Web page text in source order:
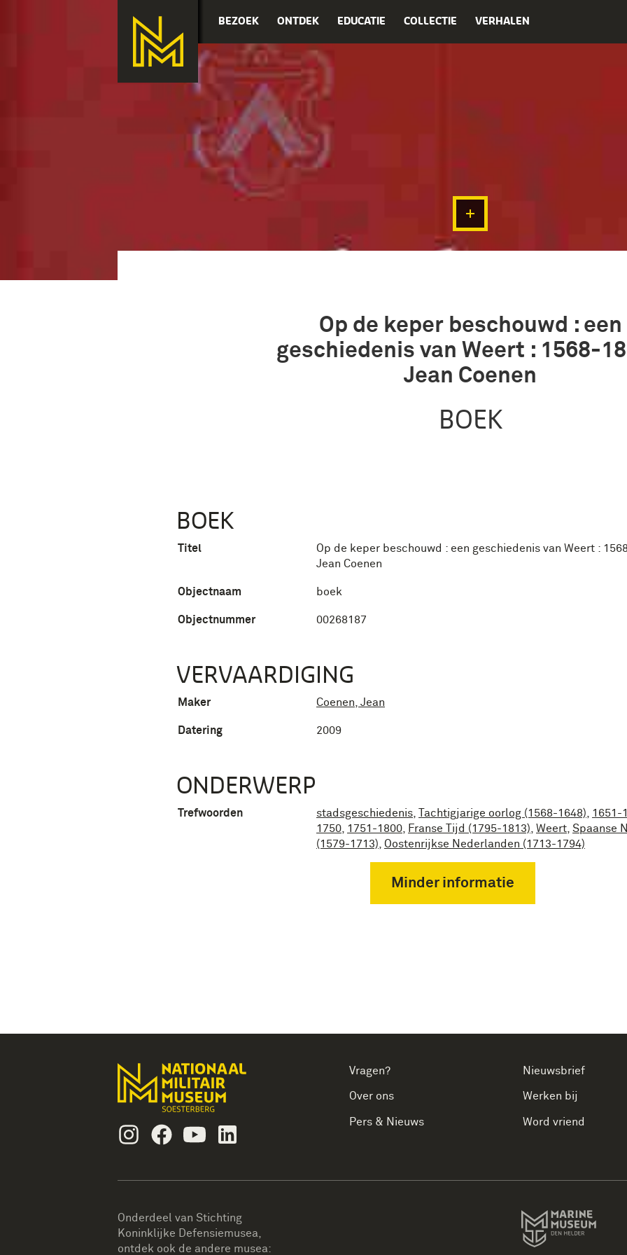
BEZOEK ONTDEK EDUCATIE COLLECTIE VERHALEN
Op de keper beschouwd : een
geschiedenis van Weert : 1568-
Jean Coenen
BOEK
BOEK
Titel
Op de keper beschouwd : een geschiedenis van Weert :
Jean Coenen
Objectnaam boek
Objectnummer 00268187
VERVAARDIGING
Maker Coenen, Jean
Datering 2009
ONDERWERP
Trefwoorden stadsgeschiedenis Tachtigjarige oorlog (1568-1648) 1651-
1750
1751-1800 Franse Tijd (1795-1813) Weert Spaanse
(1579-1713) Oostenrijkse Nederlanden (1713-1794)
Minder informatie
InstagramFacebookYoutube
Vragen?
Over ons
Pers & Nieuws
Nieuwsbrief
Werken bij
Word vriend
Onderdeel van Stichting
Koninklijke Defensiemusea,
ontdek ook de andere musea: